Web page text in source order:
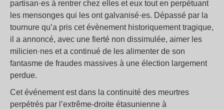
partisan·es à rentrer chez elles et eux tout en perpétuant
les mensonges qui les ont galvanisé·es. Dépassé par la
tournure qu’a pris cet évènement historiquement tragique,
il a annoncé, avec une fierté non dissimulée, aimer les
milicien·nes et a continué de les alimenter de son
fantasme de fraudes massives à une élection largement
perdue.
Cet événement est dans la continuité des meurtres
perpétrés par l’extrême-droite étasunienne à